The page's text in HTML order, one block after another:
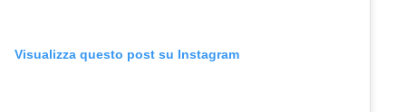
Visualizza questo post su Instagram